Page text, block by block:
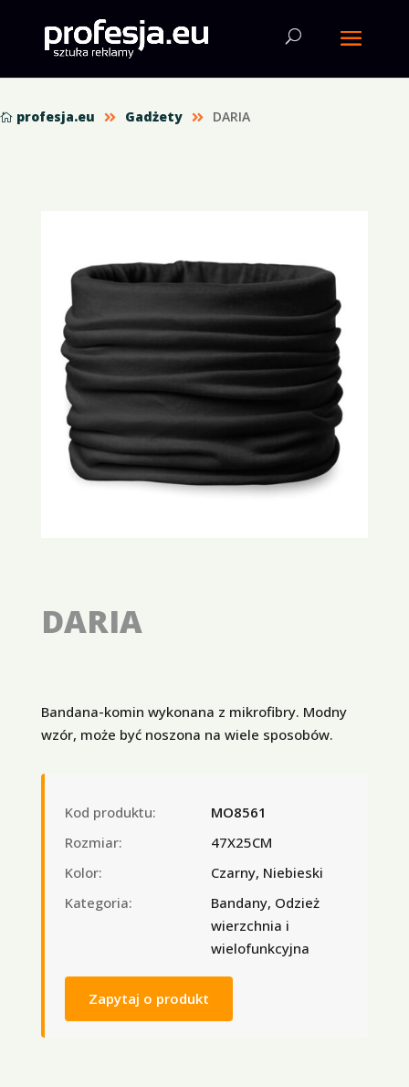
 profesja.eu  Gadżety  DARIA
DARIA
Bandana-komin wykonana z mikrofibry. Modny
wzór, może być noszona na wiele sposobów.
Kod produktu:
MO8561
Rozmiar:
47X25CM
Kolor:
Czarny, Niebieski
Kategoria:
Bandany, Odzież
wierzchnia i
wielofunkcyjna
Zapytaj o produkt